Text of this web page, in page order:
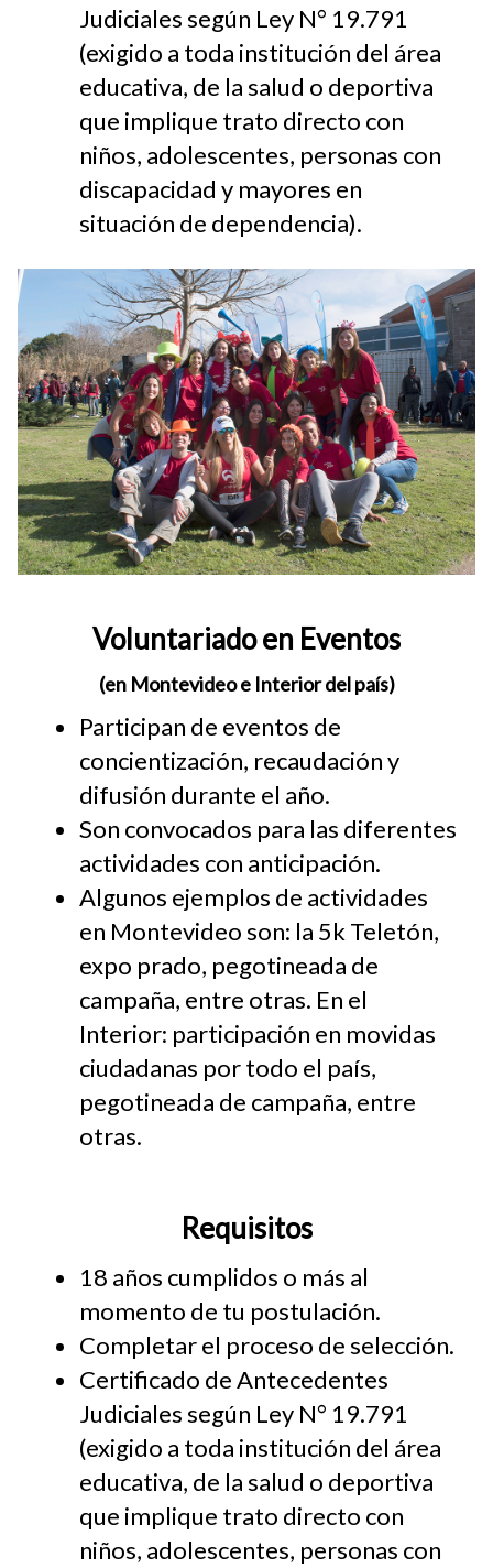
Judiciales según Ley N° 19.791
(exigido a toda institución del área
educativa, de la salud o deportiva
que implique trato directo con
niños, adolescentes, personas con
discapacidad y mayores en
situación de dependencia).
Voluntariado en Eventos
(en Montevideo e Interior del país)
Participan de eventos de
concientización, recaudación y
difusión durante el año.
Son convocados para las diferentes
actividades con anticipación.
Algunos ejemplos de actividades
en Montevideo son: la 5k Teletón,
expo prado, pegotineada de
campaña, entre otras. En el
Interior: participación en movidas
ciudadanas por todo el país,
pegotineada de campaña, entre
otras.
Requisitos
18 años cumplidos o más al
momento de tu postulación.
Completar el proceso de selección.
Certificado de Antecedentes
Judiciales según Ley N° 19.791
(exigido a toda institución del área
educativa, de la salud o deportiva
que implique trato directo con
niños, adolescentes, personas con